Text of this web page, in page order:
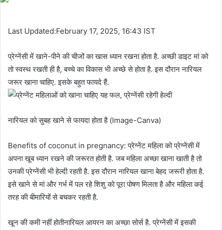
Last Updated:February 17, 2025, 16:43 IST
प्रेग्नेंसी में खाने-पीने की चीजों का खास ध्यान रखना होता है. अच्छी डाइट मां को
तो स्वस्थ रखती ही है, बच्चे का विकास भी अच्छे से होता है. इस दौरान नारियल
जरूर खाना चाहिए. इसके बहुत फायदे हैं.
नारियल को सुबह खाने से फायदा होता है (Image-Canva)
Benefits of coconut in pregnancy: प्रेग्नेंट महिला को प्रेग्नेंसी में
अपना खूब ध्यान रखने की जरूरत होती है. जब महिला अच्छा खाना खाती है तो
उनकी प्रेग्नेंसी भी हेल्दी रहती है. इस दौरान नारियल खाना बेहद जरूरी होता है.
इसे खाने से मां और गर्भ में पल रहे शिशु को पूरा पोषण मिलता है और महिला कई
तरह की बीमारियों से बचकर रहती है.
खून की कमी नहीं होतीनारियल आयरन का अच्छा सोर्स है. प्रेग्नेंसी में इसकी